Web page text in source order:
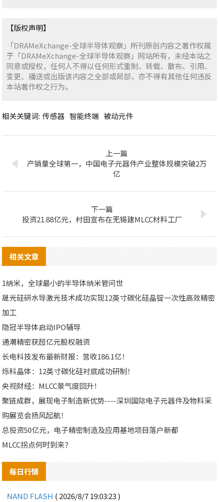
【版权声明】
「DRAMeXchange-全球半导体观察」所刊原创内容之著作权属
于「DRAMeXchange-全球半导体观察」网站所有，未经本站之
同意或授权，任何人不得以任何形式重制、转载、散布、引用、
变更、播送或出版该内容之全部或局部，亦不得有其他任何违反
本站著作权之行为。
相关关键词: 传感器 智能终端 被动元件
上一篇
产销量全球第一，中国电子元器件产业整体规模突破2万
亿
下一篇
投资21.88亿元，村田宣布在无锡建MLCC材料工厂
相关文章
1纳米，全球最小的半导体纳米管问世
晟光硅研水导激光技术成功实现12英寸碳化硅晶锭一次性高效精密
加工
隐冠半导体启动IPO辅导
通潮精密获超亿元股权融资
长电科技发布最新财报：营收186.1亿！
烁科晶体：12英寸碳化硅衬底成功研制！
央视财经：MLCC景气度回升！
聚链成群，展现电子制造新优势----深圳国际电子元器件及物料采
购展览会扬风起航！
总投资50亿元，电子精密制造及应用基地项目落户新都
MLCC拐点何时到来？
每日行情
NAND FLASH ( 2026/8/7 19:03:23 )